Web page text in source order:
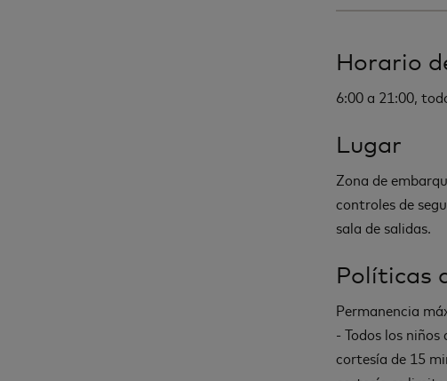
Horario
6:00 a 21:00,
Lugar
Zona de
controles de
sala de salidas.
Políticas
Permanencia
- Todos los
cortesía de 15